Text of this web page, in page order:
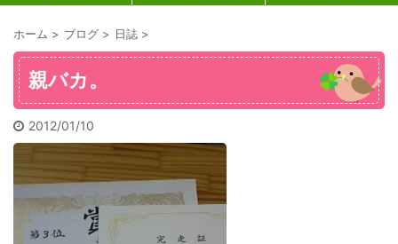
ホーム > ブログ > 日誌 >
親バカ。
2012/01/10